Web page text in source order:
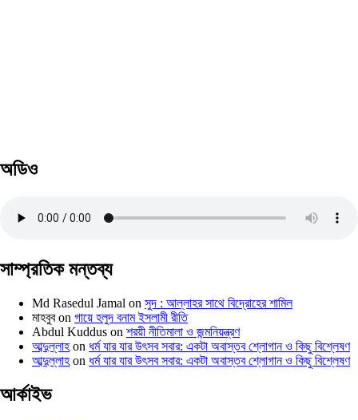
অডিও
সাম্প্রতিক মন্তব্য
Md Rasedul Jamal on সুদ : আল্লাহর সাথে বিদ্রোহের শামিল
মাহবুবon গায়ে হলুদ বনাম ইসলামী রীতি
Abdul Kuddus on শরয়ী নীতিমালা ও জন্মনিয়ন্ত্রণ
আব্দুল্লাহon ধর্ম যার যার উৎসব সবার: একটা অবাস্তব শ্লোগান ও কিছু বিশ্লেষণ
আব্দুল্লাহon ধর্ম যার যার উৎসব সবার: একটা অবাস্তব শ্লোগান ও কিছু বিশ্লেষণ
আর্কাইভ